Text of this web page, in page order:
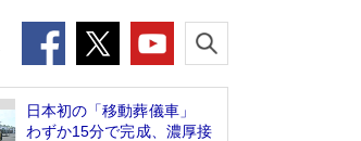
日本初の「移動葬儀車」
わずか15分で完成、濃厚接